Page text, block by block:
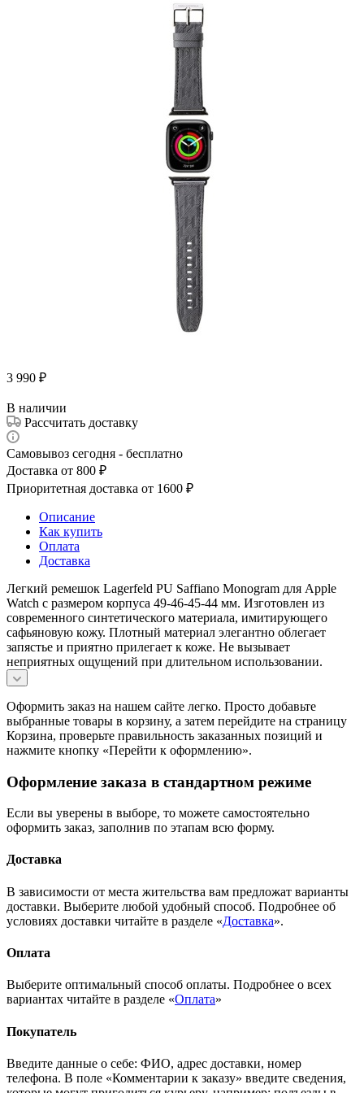
3 990 ₽
В наличии
Рассчитать доставку
Самовывоз сегодня - бесплатно
Доставка от 800 ₽
Приоритетная доставка от 1600 ₽
Описание
Как купить
Оплата
Доставка
Легкий ремешок Lagerfeld PU Saffiano Monogram для Apple
Watch с размером корпуса 49-46-45-44 мм. Изготовлен из
современного синтетического материала, имитирующего
сафьяновую кожу. Плотный материал элегантно облегает
запястье и приятно прилегает к коже. Не вызывает
неприятных ощущений при длительном использовании.
Оформить заказ на нашем сайте легко. Просто добавьте
выбранные товары в корзину, а затем перейдите на страницу
Корзина, проверьте правильность заказанных позиций и
нажмите кнопку «Перейти к оформлению».
Оформление заказа в стандартном режиме
Если вы уверены в выборе, то можете самостоятельно
оформить заказ, заполнив по этапам всю форму.
Доставка
В зависимости от места жительства вам предложат варианты
доставки. Выберите любой удобный способ. Подробнее об
условиях доставки читайте в разделе «Доставка».
Оплата
Выберите оптимальный способ оплаты. Подробнее о всех
вариантах читайте в разделе «Оплата»
Покупатель
Введите данные о себе: ФИО, адрес доставки, номер
телефона. В поле «Комментарии к заказу» введите сведения,